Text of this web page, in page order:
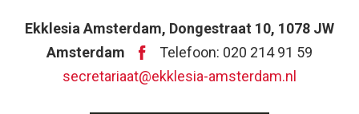
Ekklesia Amsterdam, Dongestraat 10, 1078 JW
Amsterdam
Telefoon: 020 214 91 59
secretariaat@ekklesia-amsterdam.nl